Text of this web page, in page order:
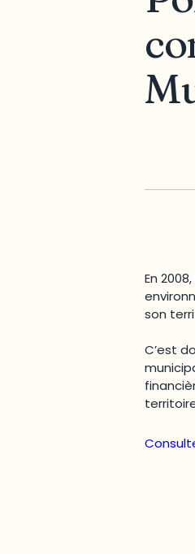
En
son
C’est